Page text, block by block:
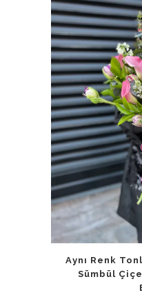
Aynı Renk
Sümbül